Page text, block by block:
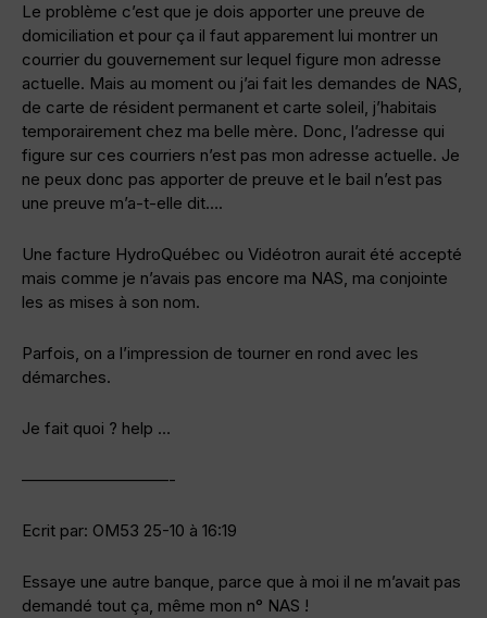
Le problème c’est que je dois apporter une preuve de
domiciliation et pour ça il faut apparement lui montrer un
courrier du gouvernement sur lequel figure mon adresse
actuelle. Mais au moment ou j’ai fait les demandes de NAS,
de carte de résident permanent et carte soleil, j’habitais
temporairement chez ma belle mère. Donc, l’adresse qui
figure sur ces courriers n’est pas mon adresse actuelle. Je
ne peux donc pas apporter de preuve et le bail n’est pas
une preuve m’a-t-elle dit….
Une facture HydroQuébec ou Vidéotron aurait été accepté
mais comme je n’avais pas encore ma NAS, ma conjointe
les as mises à son nom.
Parfois, on a l’impression de tourner en rond avec les
démarches.
Je fait quoi ? help …
—————————-
Ecrit par: OM53 25-10 à 16:19
Essaye une autre banque, parce que à moi il ne m’avait pas
demandé tout ça, même mon n° NAS !